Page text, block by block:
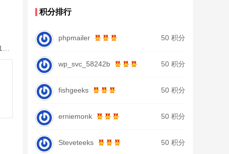
积分排行
phpmailer 50 积分
wp_svc_58242b 50 积分
fishgeeks 50 积分
erniemonk 50 积分
Steveteeks 50 积分